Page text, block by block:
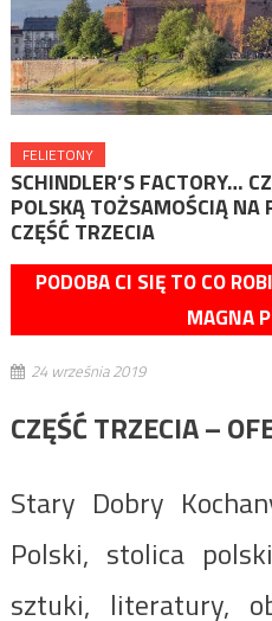
FELIETONY
SCHINDLER’S FACTORY…
POLSKĄ TOŻSAMOŚCIĄ
CZĘŚĆ TRZECIA
PODOBA CI SIĘ TO CO
MAGNA
24 września 2019
CZĘŚĆ TRZECIA –
Stary Dobry
Polski, stolica
sztuki, literatury,